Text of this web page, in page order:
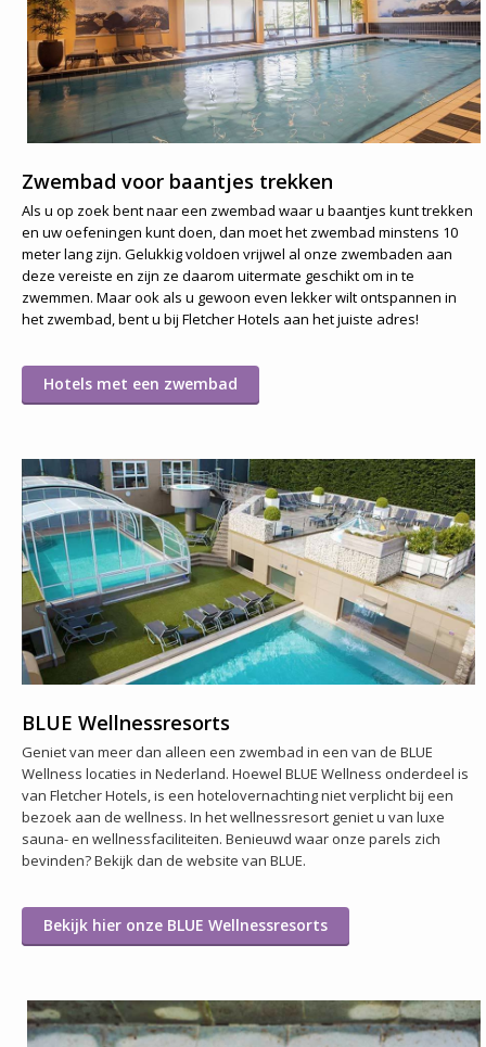
Zwembad voor baantjes trekken
Als u op zoek bent naar een zwembad waar u baantjes kunt trekken
en uw oefeningen kunt doen, dan moet het zwembad minstens 10
meter lang zijn. Gelukkig voldoen vrijwel al onze zwembaden aan
deze vereiste en zijn ze daarom uitermate geschikt om in te
zwemmen. Maar ook als u gewoon even lekker wilt ontspannen in
het zwembad, bent u bij Fletcher Hotels aan het juiste adres!
Hotels met een zwembad
BLUE Wellnessresorts
Geniet van meer dan alleen een zwembad in een van de BLUE
Wellness locaties in Nederland. Hoewel BLUE Wellness onderdeel is
van Fletcher Hotels, is een hotelovernachting niet verplicht bij een
bezoek aan de wellness. In het wellnessresort geniet u van luxe
sauna- en wellnessfaciliteiten. Benieuwd waar onze parels zich
bevinden? Bekijk dan de website van BLUE.
Bekijk hier onze BLUE Wellnessresorts